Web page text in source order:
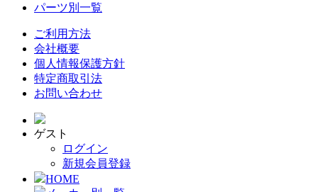
パーツ別一覧
ご利用方法
会社概要
個人情報保護方針
特定商取引法
お問い合わせ
ゲスト
ログイン
新規会員登録
HOME